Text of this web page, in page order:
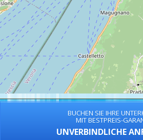
BUCHEN SIE IHRE
MIT BESTPREIS-
UNVERBINDLICHE